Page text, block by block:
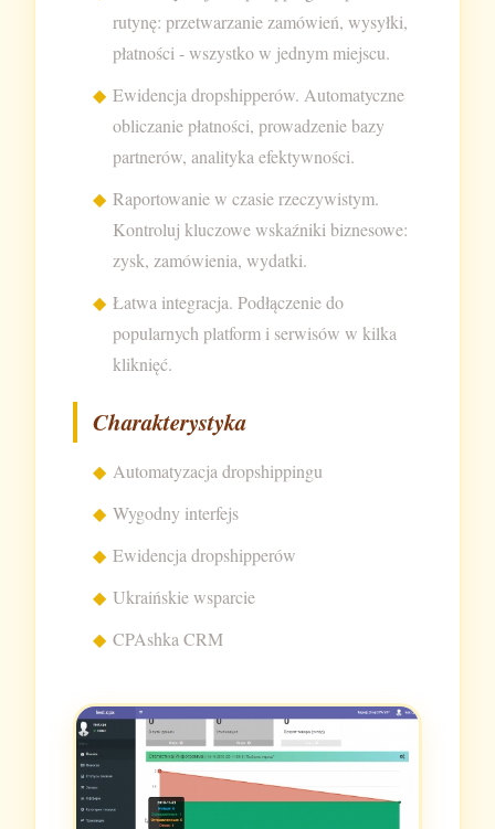
rutynę: przetwarzanie zamówień, wysyłki,
płatności - wszystko w jednym miejscu.
Ewidencja dropshipperów. Automatyczne
obliczanie płatności, prowadzenie bazy
partnerów, analityka efektywności.
Raportowanie w czasie rzeczywistym.
Kontroluj kluczowe wskaźniki biznesowe:
zysk, zamówienia, wydatki.
Łatwa integracja. Podłączenie do
popularnych platform i serwisów w kilka
kliknięć.
Charakterystyka
Automatyzacja dropshippingu
Wygodny interfejs
Ewidencja dropshipperów
Ukraińskie wsparcie
CPAshka CRM